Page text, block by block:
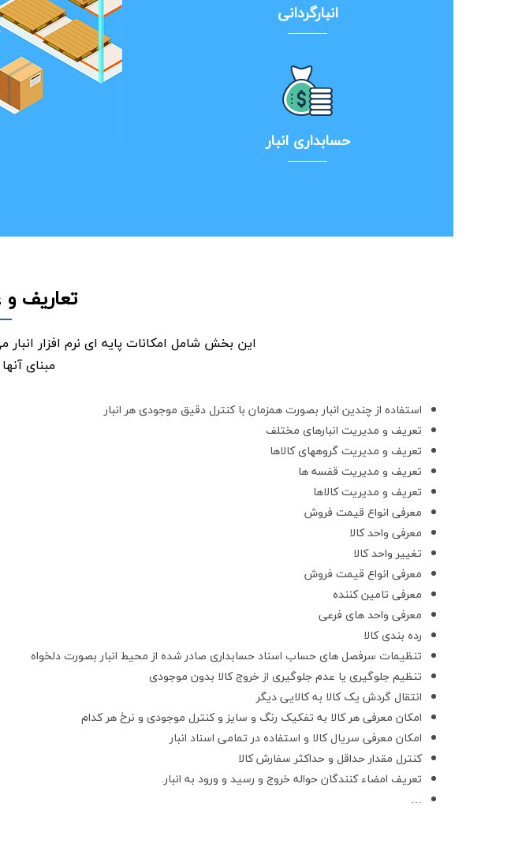
انبارگردانی
حسابداری انبار
تعاریف و
این بخش شامل امکانات پایه ای نرم افزار
مبنای
استفاده از چندین انبار بصورت همزمان با کنترل دقیق موجودی هر انبار
تعریف و مدیریت انبارهای مختلف
تعریف و مدیریت گروههای کالاها
تعریف و مدیریت قفسه ها
تعریف و مدیریت کالاها
معرفی انواع قیمت فروش
معرفی واحد کالا
تغییر واحد کالا
معرفی انواع قیمت فروش
معرفی تامین کننده
معرفی واحد های فرعی
رده بندی کالا
تنظیمات سرفصل های حساب اسناد حسابداری صادر شده از محیط انبار بصورت دلخواه
تنظیم جلوگیری یا عدم جلوگیری از خروج کالا بدون موجودی
انتقال گردش یک کالا به کالایی دیگر
امکان معرفی هر کالا به تفکیک رنگ و سایز و کنترل موجودی و نرخ هر کدام
امکان معرفی سریال کالا و استفاده در تمامی اسناد انبار
کنترل مقدار حداقل و حداکثر سفارش کالا
تعریف امضاء کنندگان حواله خروج و رسید و ورود به انبار.
…